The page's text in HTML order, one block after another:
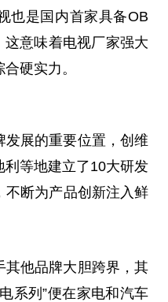
也是国内首家具备OB
意味着电视厂家强大
硬实力。
发展的重要位置，创维
等地建立了10大研发
不断为产品创新注入鲜
其他品牌大胆跨界，其
系列”便在家电和汽车